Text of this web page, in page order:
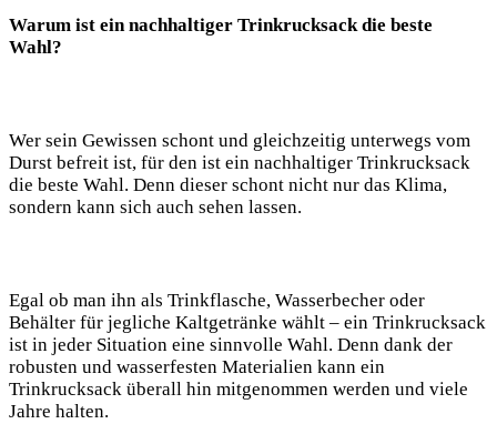
Warum ist ein nachhaltiger Trinkrucksack die beste‌
Wahl?
Wer⁣ sein Gewissen schont und gleichzeitig unterwegs vom
Durst befreit ist, für den⁣ ist ​ein ​nachhaltiger Trinkrucksack
die‌ beste Wahl. Denn dieser schont nicht nur das Klima,
‍sondern ‍kann sich auch sehen​ lassen.
Egal ob ⁢man ihn als Trinkflasche,‌ Wasserbecher⁣ oder
Behälter ⁣für ‍jegliche Kaltgetränke wählt – ein ⁢Trinkrucksack
ist ‌in jeder Situation ‌eine‌ sinnvolle Wahl. ‍Denn dank der
robusten und wasserfesten ⁣Materialien⁤ kann ein
Trinkrucksack⁣ überall hin​ mitgenommen ‍werden und viele
Jahre halten.